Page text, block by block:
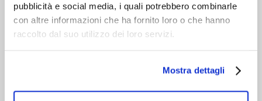
pubblicità e social media, i quali potrebbero combinarle
con altre informazioni che ha fornito loro o che hanno
raccolto dal suo utilizzo dei loro servizi.
Mostra dettagli